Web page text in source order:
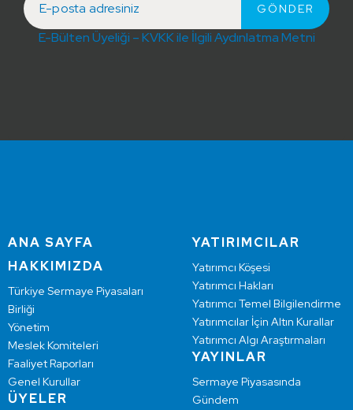
E-Bülten Üyeliği – KVKK ile İlgili Aydınlatma Metni
ANA SAYFA
HAKKIMIZDA
Türkiye Sermaye Piyasaları
Birliği
Yönetim
Meslek Komiteleri
Faaliyet Raporları
Genel Kurullar
ÜYELER
YATIRIMCILAR
Yatırımcı Köşesi
Yatırımcı Hakları
Yatırımcı Temel Bilgilendirme
Yatırımcılar İçin Altın Kurallar
Yatırımcı Algı Araştırmaları
YAYINLAR
Sermaye Piyasasında
Gündem